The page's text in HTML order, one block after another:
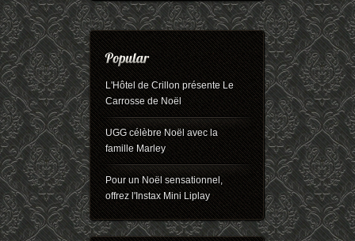
L'Hôtel de Crillon présente Le
Carrosse de Noël
UGG célèbre Noël avec la
famille Marley
Pour un Noël sensationnel,
offrez l'Instax Mini Liplay